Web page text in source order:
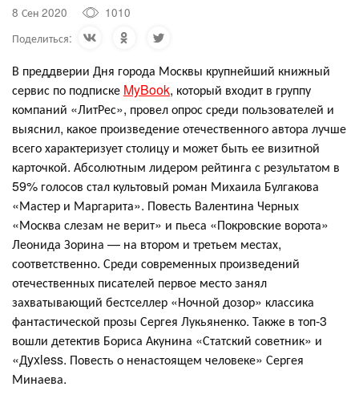
8 Сен 2020
1010
Поделиться:
В преддверии Дня города Москвы крупнейший книжный
сервис по подписке MyBook, который входит в группу
компаний «ЛитРес», провел опрос среди пользователей и
выяснил, какое произведение отечественного автора лучше
всего характеризует столицу и может быть ее визитной
карточкой. Абсолютным лидером рейтинга с результатом в
59% голосов стал культовый роман Михаила Булгакова
«Мастер и Маргарита». Повесть Валентина Черных
«Москва слезам не верит» и пьеса «Покровские ворота»
Леонида Зорина — на втором и третьем местах,
соответственно. Среди современных произведений
отечественных писателей первое место занял
захватывающий бестселлер «Ночной дозор» классика
фантастической прозы Сергея Лукьяненко. Также в топ-3
вошли детектив Бориса Акунина «Статский советник» и
«Дyxless. Повесть о ненастоящем человеке» Сергея
Минаева.